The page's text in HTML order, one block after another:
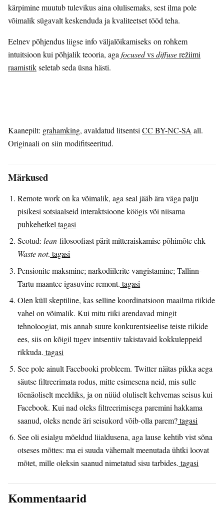
kärpimine muutub tulevikus aina olulisemaks, sest ilma pole
võimalik sügavalt keskenduda ja kvaliteetset tööd teha.
Eelnev põhjendus liigse info väljalõikamiseks on rohkem
intuitsioon kui põhjalik teooria, aga focusedvsdiffuserežiimi
raamistikseletab seda üsna hästi.
Kaanepilt: grahamking, avaldatud litsentsi CC BY-NC-SA all.
Originaali on siin modifitseeritud.
Märkused
Remote work on ka võimalik, aga seal jääb ära väga palju
pisikesi sotsiaalseid interaktsioone köögis või niisama
puhkehetkeltagasi
Seotud:lean-filosoofiast pärit mitteraiskamise põhimõte ehk
Waste not. tagasi
Pensionite maksmine; narkodiilerite vangistamine; Tallinn-
Tartu maantee igasuvine remont. tagasi
Olen küll skeptiline, kas selline koordinatsioon maailma riikide
vahel on võimalik. Kui mitu riiki arendavad mingit
tehnoloogiat, mis annab suure konkurentsieelise teiste riikide
ees, siis on kõigil tugev intsentiiv takistavaid kokkuleppeid
rikkuda. tagasi
See pole ainult Facebooki probleem. Twitter näitas pikka aega
säutse filtreerimata rodus, mitte esimesena neid, mis sulle
tõenäoliselt meeldiks, ja on nüüd oluliselt kehvemas seisus kui
Facebook. Kui nad oleks filtreerimisega paremini hakkama
saanud, oleks nende äri seisukord võib-olla parem?tagasi
See oli esialgu mõeldud liialdusena, aga lause kehtib vist sõna
otseses mõttes: ma ei suuda vähemalt meenutada ühtki loovat
mõtet, mille oleksin saanud nimetatud sisu tarbides. tagasi
Kommentaarid